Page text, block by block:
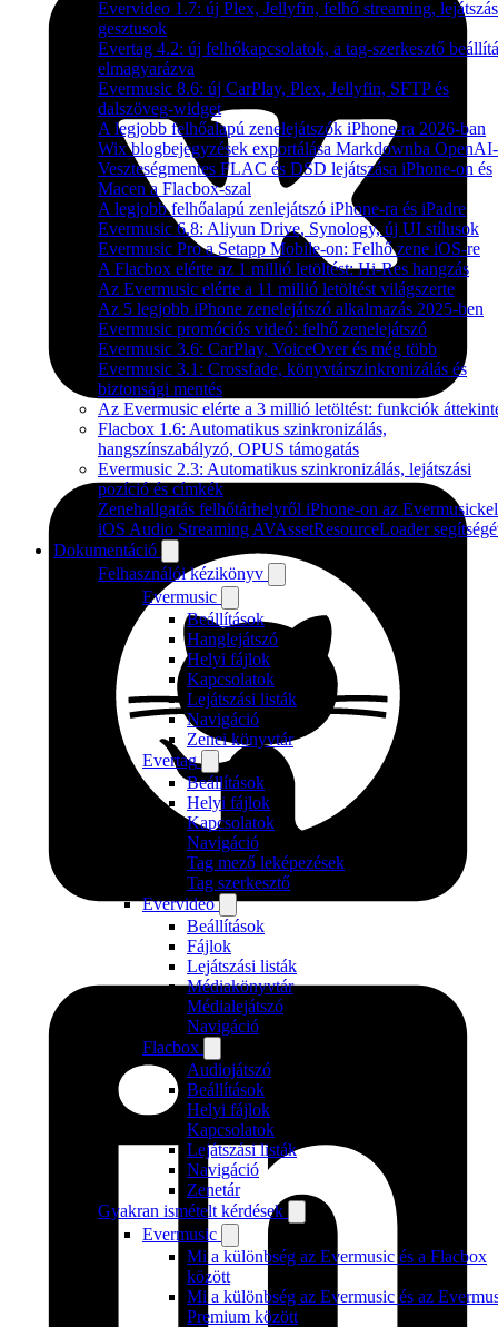
Evervideo 1.7: új Plex, Jellyfin, felhő streaming,
gesztusok
Evertag 4.2: új felhőkapcsolatok, a tag-szerkesztő
elmagyarázva
Evermusic 8.6: új CarPlay, Plex, Jellyfin, SFTP és
dalszöveg-widget
A legjobb felhőalapú zenelejátszók iPhone-ra 2026-ban
Wix blogbejegyzések exportálása Markdownba
Veszteségmentes FLAC és DSD lejátszása iPhone-on és
Macen a Flacbox-szal
A legjobb felhőalapú zenlejátszó iPhone-ra és iPadre
Evermusic 6.8: Aliyun Drive, Synology, új UI stílusok
Evermusic Pro a Setapp Mobile-on: Felhő zene iOS-re
A Flacbox elérte az 1 millió letöltést: Hi-Res hangzás
Az Evermusic elérte a 11 millió letöltést világszerte
Az 5 legjobb iPhone zenelejátszó alkalmazás 2025-ben
Evermusic promóciós videó: felhő zenelejátszó
Evermusic 3.6: CarPlay, VoiceOver és még több
Evermusic 3.1: Crossfade, könyvtárszinkronizálás és
biztonsági mentés
Az Evermusic elérte a 3 millió letöltést: funkciók
Flacbox 1.6: Automatikus szinkronizálás,
hangszínszabályzó, OPUS támogatás
Evermusic 2.3: Automatikus szinkronizálás, lejátszási
pozíció és címkék
Zenehallgatás felhőtárhelyről iPhone-on az Evermusickel
iOS Audio Streaming AVAssetResourceLoader
Dokumentáció
Felhasználói kézikönyv
Evermusic
Beállítások
Hanglejátszó
Helyi fájlok
Kapcsolatok
Lejátszási listák
Navigáció
Zenei könyvtár
Evertag
Beállítások
Helyi fájlok
Kapcsolatok
Navigáció
Tag mező leképezések
Tag szerkesztő
Evervideo
Beállítások
Fájlok
Lejátszási listák
Médiakönyvtár
Médialejátszó
Navigáció
Flacbox
Audiojátszó
Beállítások
Helyi fájlok
Kapcsolatok
Lejátszási listák
Navigáció
Zenetár
Gyakran ismételt kérdések
Evermusic
Mi a különbség az Evermusic és a Flacbox
között
Mi a különbség az Evermusic és az
Premium között